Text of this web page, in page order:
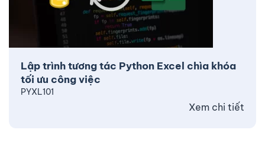
Lập trình tương tác Python Excel chìa khóa
tối ưu công việc
PYXL101
Xem chi tiết